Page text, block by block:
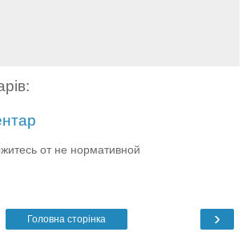
от не нормативной
›
Головна сторінка